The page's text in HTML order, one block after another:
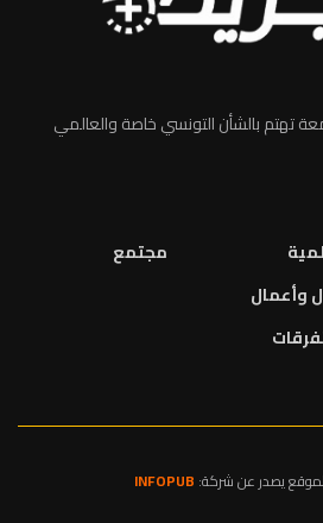
تهتم بالشأن التونسي خاصة والعالمي
وأعمال
مجتمع
INFOPUB